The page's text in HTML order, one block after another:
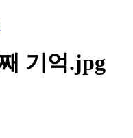
기억.jpg